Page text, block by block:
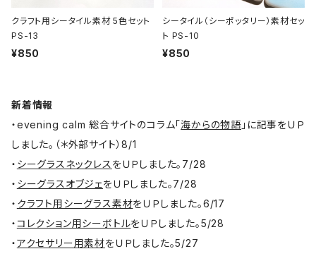
クラフト用シータイル素材 5色セット
PS-13
¥850
シータイル（シーポッタリー）素材セッ
ト PS-10
¥850
新着情報
・evening calm 総合サイトのコラム「海からの物語 」に記事をＵＰ
しました。（＊外部サイト）8/1
・ シーグラスネックレス をＵＰしました。7/28
・ シーグラスオブジェをＵＰしました。7/28
・ クラフト用シーグラス素材をＵＰしました。6/17
・コレクション用シーボトルをＵＰしました。5/28
・アクセサリー用素材をＵＰしました。5/27